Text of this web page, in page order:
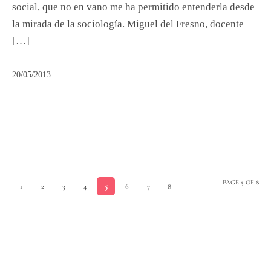
social, que no en vano me ha permitido entenderla desde
la mirada de la sociología. Miguel del Fresno, docente
[…]
20/05/2013
1 2 3 4 5 6 7 8 PAGE 5 OF 8